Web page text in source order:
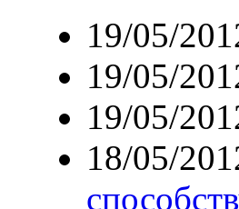
19/05/
19/05/
19/05/
18/05/